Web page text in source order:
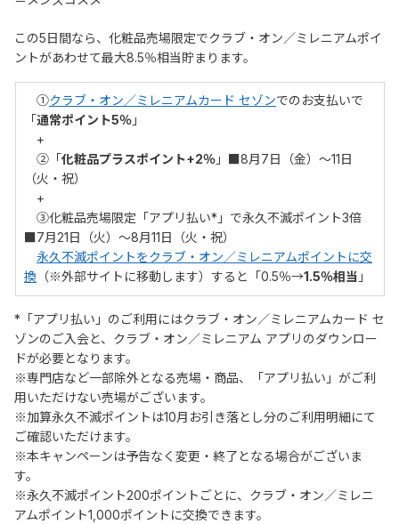
この5日間なら、化粧品売場限定でクラブ・オン／ミレニアムポイ
ントがあわせて最大8.5％相当貯まります。
①クラブ・オン／ミレニアムカード セゾンでのお支払いで
「通常ポイント5％ 」
+
②「化粧品プラスポイント+2％ 」■8月7日（金）～11日
（火・祝）
+
③化粧品売場限定「アプリ払い*」で永久不滅ポイント3倍
■7月21日（火）～8月11日（火・祝）
永久不滅ポイントをクラブ・オン／ミレニアムポイントに交
換 （※外部サイトに移動します）すると「0.5％→1.5％相当 」
*「アプリ払い」のご利用にはクラブ・オン／ミレニアムカード セ
ゾンのご入会と、クラブ・オン／ミレニアム アプリのダウンロー
ドが必要となります。
※専門店など一部除外となる売場・商品、「アプリ払い」がご利
用いただけない売場がございます。
※加算永久不滅ポイントは10月お引き落とし分のご利用明細にて
ご確認いただけます。
※本キャンペーンは予告なく変更・終了となる場合がございま
す。
※永久不滅ポイント200ポイントごとに、クラブ・オン／ミレニ
アムポイント1,000ポイントに交換できます。